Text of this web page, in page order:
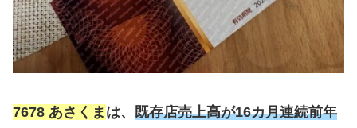
7678 あさくま は、 既存店売上高が16カ月連続前年